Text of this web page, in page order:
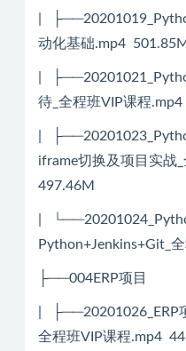
|
动化基础.mp4
|
待_全程班VIP课程
|
iframe切换及项目实战
497.46M
|
Python+Jenkins+Git_
├──004ERP项目
| ├──20201026_ERP
全程班VIP课程.mp4